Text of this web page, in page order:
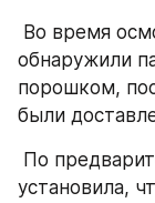
обнаружили
порошком,
были
установила,